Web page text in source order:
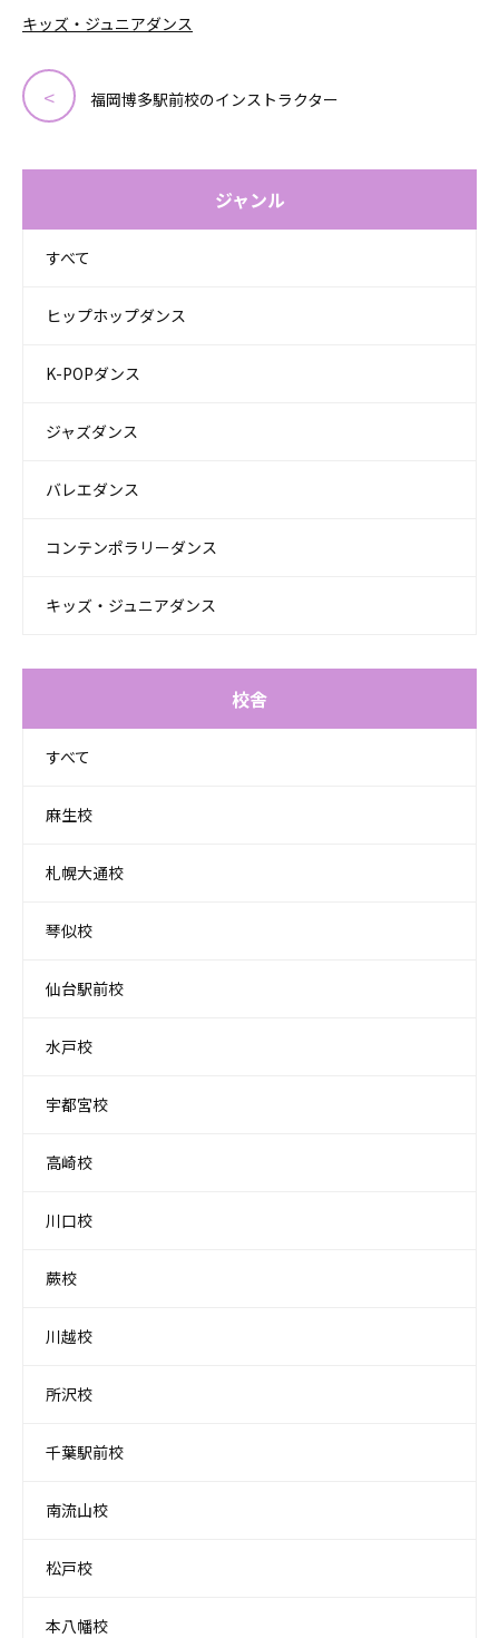
キッズ・ジュニアダンス
福岡博多駅前校のインストラクター
ジャンル
すべて
ヒップホップダンス
K-POPダンス
ジャズダンス
バレエダンス
コンテンポラリーダンス
キッズ・ジュニアダンス
校舎
すべて
麻生校
札幌大通校
琴似校
仙台駅前校
水戸校
宇都宮校
高崎校
川口校
蕨校
川越校
所沢校
千葉駅前校
南流山校
松戸校
本八幡校